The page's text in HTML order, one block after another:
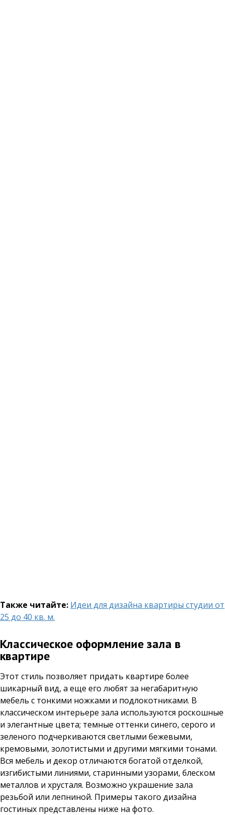
Также читайте: Идеи для дизайна квартиры студии от
25 до 40 кв. м.
Классическое оформление зала в
квартире
Этот стиль позволяет придать квартире более
шикарный вид, а еще его любят за негабаритную
мебель с тонкими ножками и подлокотниками. В
классическом интерьере зала используются роскошные
и элегантные цвета; темные оттенки синего, серого и
зеленого подчеркиваются светлыми бежевыми,
кремовыми, золотистыми и другими мягкими тонами.
Вся мебель и декор отличаются богатой отделкой,
изгибистыми линиями, старинными узорами, блеском
металлов и хрусталя. Возможно украшение зала
резьбой или лепниной. Примеры такого дизайна
гостиных представлены ниже на фото.